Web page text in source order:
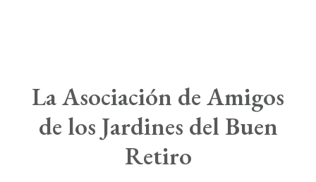
Actividades
Actualidad
Info útil
La Asociación de Amigos
de los Jardines del Buen
Retiro